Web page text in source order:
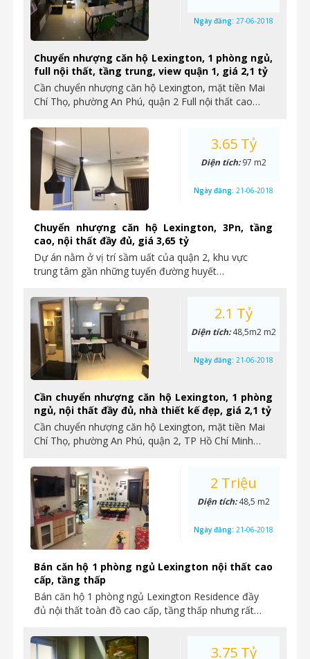
Chuyển nhượng căn hộ Lexington, 1 phòng ngủ,
full nội thất, tầng trung, view quận 1, giá 2,1 tỷ
Cần chuyển nhượng căn hộ Lexington, mặt tiền Mai
Chí Thọ, phường An Phú, quận 2 Full nội thất cao…
Ngày đăng: 27-06-2018
Chuyển nhượng căn hộ Lexington, 3Pn, tầng
cao, nội thất đầy đủ, giá 3,65 tỷ
Dự án nằm ở vị trí sầm uất của quận 2, khu vực
trung tâm gần những tuyến đường huyết…
3.65 Tỷ
Diện tích:97 m2
Ngày đăng: 21-06-2018
Cần chuyển nhượng căn hộ Lexington, 1 phòng
ngủ, nội thất đầy đủ, nhà thiết kế đẹp, giá 2,1 tỷ
Cần chuyển nhượng căn hộ Lexington, mặt tiền Mai
Chí Thọ, phường An Phú, quận 2, TP Hồ Chí Minh…
2.1 Tỷ
Diện tích:48,5m2 m2
Ngày đăng: 21-06-2018
Bán căn hộ 1 phòng ngủ Lexington nội thất cao
cấp, tầng thấp
Bán căn hộ 1 phòng ngủ Lexington Residence đầy
đủ nội thất toàn đồ cao cấp, tầng thấp nhưng rất…
2 Triệu
Diện tích:48,5 m2
Ngày đăng: 21-06-2018
3.75 Tỷ